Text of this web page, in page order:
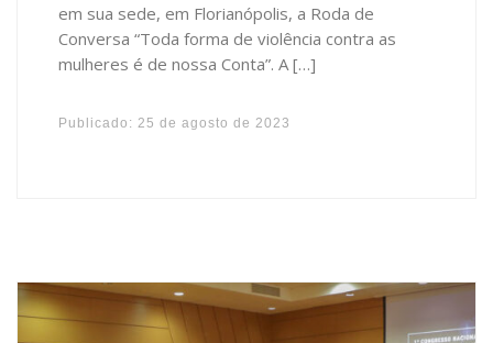
em sua sede, em Florianópolis, a Roda de
Conversa “Toda forma de violência contra as
mulheres é de nossa Conta”. A […]
Publicado: 25 de agosto de 2023